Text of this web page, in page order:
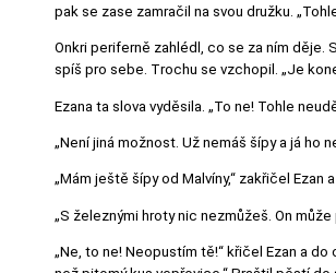
pak se zase zamračil na svou družku.
Onkri periferně zahlédl, co se za ním děje.
spíš pro sebe. Trochu se vzchopil. „Je
Ezana ta slova vyděsila. „To ne! Tohle
„Není jiná možnost. Už nemáš šípy a já ho
„Mám ještě šípy od Malvíny,“ zakřičel Ezan
„S železnými hroty nic nezmůžeš. On
„Ne, to ne! Neopustím tě!“ křičel Ezan a